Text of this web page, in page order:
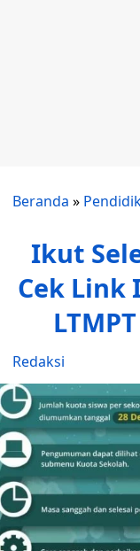
Beranda »
Ikut
Cek Link
Redaksi